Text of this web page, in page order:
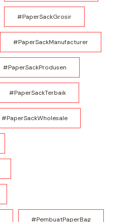
#PaperSackGrosir
#PaperSackManufacturer
#PaperSackProdusen
#PaperSackTerbaik
#PaperSackWholesale
#PembuatPaperBag